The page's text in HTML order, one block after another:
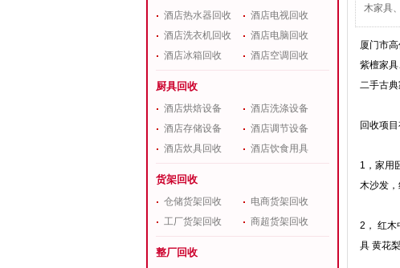
酒店热水器回收
酒店电视回收
酒店洗衣机回收
酒店电脑回收
酒店冰箱回收
酒店空调回收
厨具回收
酒店烘焙设备
酒店洗涤设备
酒店存储设备
酒店调节设备
酒店炊具回收
酒店饮食用具
货架回收
仓储货架回收
电商货架回收
工厂货架回收
商超货架回收
整厂回收
木家具
厦门市
紫檀家
二手古
回收项
1，家用
木沙发
2， 红木
具 黄花